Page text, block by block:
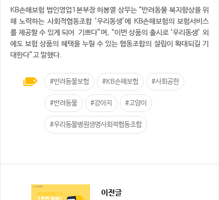
KB손해보험 법인영업1본부장 허봉열 상무는 “반려동물 복지향상을 위
해 노력하는 사회적협동조합 ‘우리동생’에 KB손해보험의 보험서비스
를 제공할 수 있게 되어 기쁘다”며, “이번 상품의 출시로 ‘우리동생’ 외
에도 보험 상품의 혜택을 누릴 수 있는 협동조합의 설립이 확대되길 기
대한다”고 말했다.
#반려동물보험 #KB손해보험 #사회공헌
#반려동물 #강아지 #고양이
#우리동물병원생명사회적협동조합
이전글